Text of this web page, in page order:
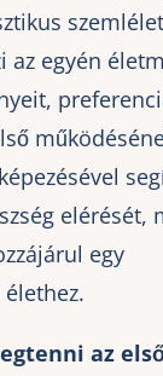
az egyén
elérését,
egy
az